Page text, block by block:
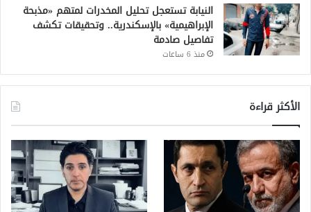
النيابة تستعجل تحليل المخدرات لمتهم «مذبحة
الإبراهيمية» بالإسكندرية.. وتحقيقات تكشف
تفاصيل صادمة
منذ 6 ساعات
الأكثر قراءة